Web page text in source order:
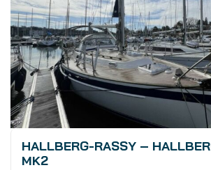
HALLBERG-RASSY –
MK2